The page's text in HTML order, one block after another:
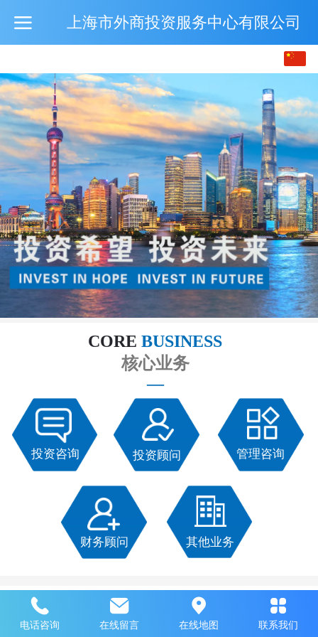
上海市外商投资服务中心有限公司
English
投资咨询 管理咨询
投资顾问
投资咨询
财务顾问
投资顾问
投资咨询
其他业务
CORE BUSINESS
核心业务
—
ABOUT
US
上海市
外商投资
服务中心有限公司
电话咨询 在线留言 在线地图 联系我们